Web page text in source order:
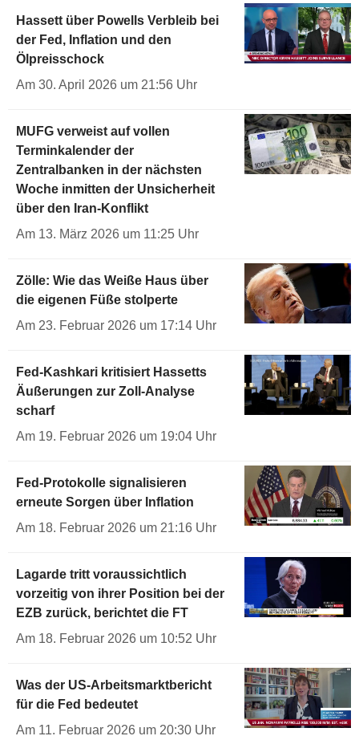
Hassett über Powells Verbleib bei
der Fed, Inflation und den
Ölpreisschock
Am 30. April 2026 um 21:56 Uhr
MUFG verweist auf vollen
Terminkalender der
Zentralbanken in der nächsten
Woche inmitten der Unsicherheit
über den Iran-Konflikt
Am 13. März 2026 um 11:25 Uhr
Zölle: Wie das Weiße Haus über
die eigenen Füße stolperte
Am 23. Februar 2026 um 17:14 Uhr
Fed-Kashkari kritisiert Hassetts
Äußerungen zur Zoll-Analyse
scharf
Am 19. Februar 2026 um 19:04 Uhr
Fed-Protokolle signalisieren
erneute Sorgen über Inflation
Am 18. Februar 2026 um 21:16 Uhr
Lagarde tritt voraussichtlich
vorzeitig von ihrer Position bei der
EZB zurück, berichtet die FT
Am 18. Februar 2026 um 10:52 Uhr
Was der US-Arbeitsmarktbericht
für die Fed bedeutet
Am 11. Februar 2026 um 20:30 Uhr